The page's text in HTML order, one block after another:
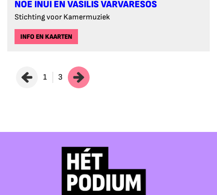
NOE INUI EN VASILIS VARVARESOS
Stichting voor Kamermuziek
INFO EN KAARTEN
1 3